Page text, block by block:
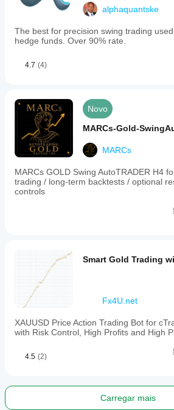
alphaquantske
The best for precision swing trading
hedge funds. Over 90% rate.
4.7 (4)
Novo
MARCs-Gold-
MARCs
MARCs GOLD Swing AutoTRADER H4
trading / long-term backtests / optional
controls
Smart Gold Trading
Fx4U.net
XAUUSD Price Action Trading Bot for
with Risk Control, High Profits and High
4.5 (2)
Carregar mais